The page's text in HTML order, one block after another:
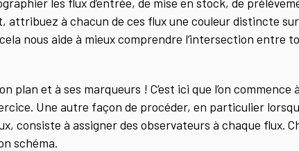
attribuez à chacun de ces flux une couleur distincte
nous aide à mieux comprendre l’intersection entre
plan et à ses marqueurs ! C’est ici que l’on
Une autre façon de procéder, en particulier
consiste à assigner des observateurs à chaque flux.
schéma.